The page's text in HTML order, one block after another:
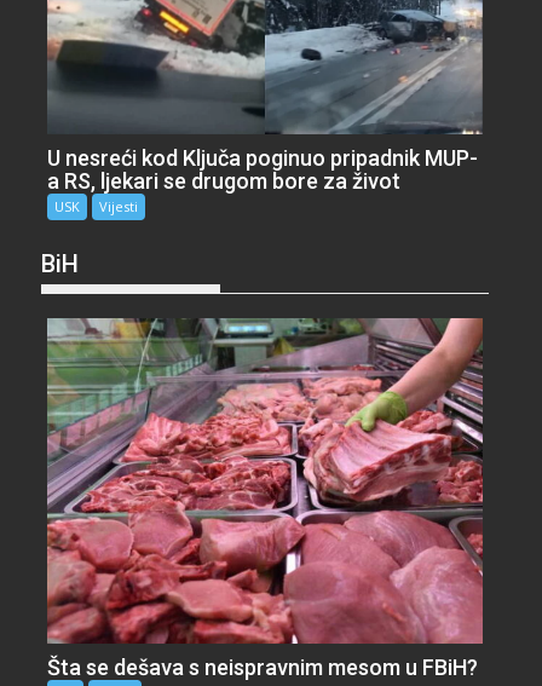
U nesreći kod Ključa poginuo pripadnik MUP-
a RS, ljekari se drugom bore za život
USK Vijesti
BiH
Šta se dešava s neispravnim mesom u FBiH?